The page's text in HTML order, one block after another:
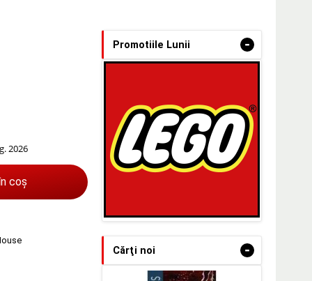
2026
coș
Promotiile Lunii -
Cărţi noi -